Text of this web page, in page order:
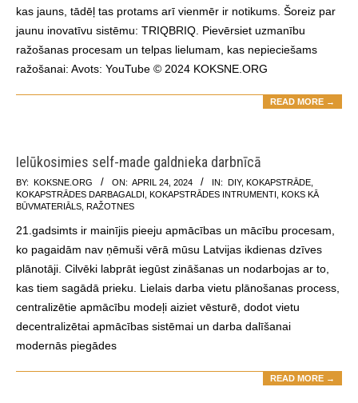
kas jauns, tādēļ tas protams arī vienmēr ir notikums. Šoreiz par
jaunu inovatīvu sistēmu: TRIQBRIQ. Pievērsiet uzmanību
ražošanas procesam un telpas lielumam, kas nepieciešams
ražošanai: Avots: YouTube © 2024 KOKSNE.ORG
READ MORE →
Ielūkosimies self-made galdnieka darbnīcā
2024-
04-
BY: KOKSNE.ORG ON: APRIL 24, 2024 IN: DIY, KOKAPSTRĀDE
KOKAPSTRĀDES DARBAGALDI KOKAPSTRĀDES INTRUMENTI KOKS KĀ
BŪVMATERIĀLS RAŽOTNES
21.gadsimts ir mainījis pieeju apmācības un mācību procesam,
ko pagaidām nav ņēmuši vērā mūsu Latvijas ikdienas dzīves
plānotāji. Cilvēki labprāt iegūst zināšanas un nodarbojas ar to,
kas tiem sagādā prieku. Lielais darba vietu plānošanas process,
centralizētie apmācību modeļi aiziet vēsturē, dodot vietu
decentralizētai apmācības sistēmai un darba dalīšanai
modernās piegādes
READ MORE →